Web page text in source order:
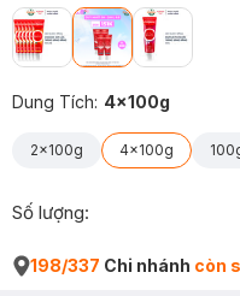
Dung Tích: 4x100g
2x100g 4x100g
Số lượng:
198/337 Chi nhánh còn